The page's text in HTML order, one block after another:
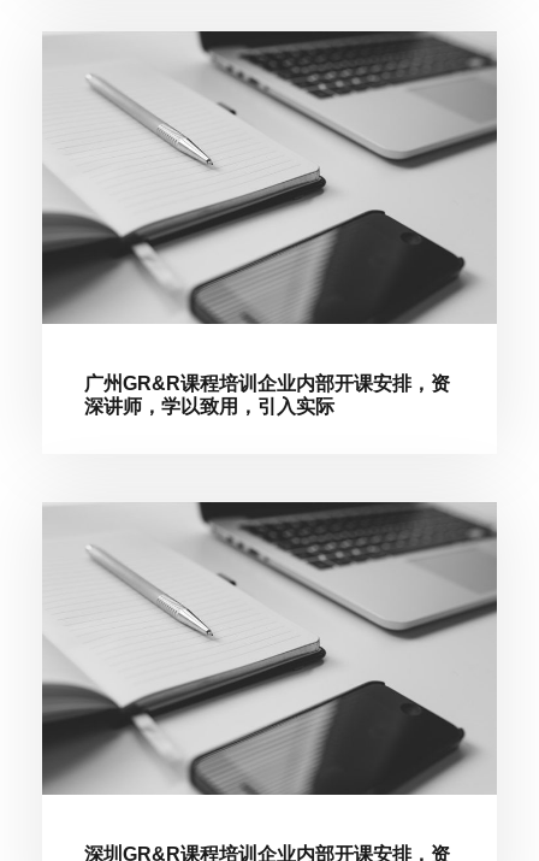
广州GR&R课程培训企业内部开课安排，资
深讲师，学以致用，引入实际
深圳GR&R课程培训企业内部开课安排，资